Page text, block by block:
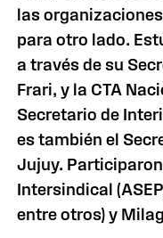
las
para otro lado.
a través de su
Frari, y la CTA
Secretario de
es también el
Jujuy.
Intersindical
entre otros) y